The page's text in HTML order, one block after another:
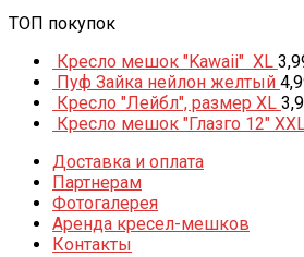
ТОП покупок
Кресло мешок "Kawaii" XL
Пуф Зайка нейлон желтый
Кресло "Лейбл", размер XL
Кресло мешок "Глазго 12"
Доставка и оплата
Партнерам
Фотогалерея
Аренда кресел-мешков
Контакты